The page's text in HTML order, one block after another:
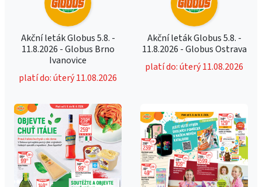
Akční leták Globus 5.8. -
11.8.2026 - Globus Brno
Ivanovice
platí do: úterý 11.08.2026
Akční leták Globus 5.8. -
11.8.2026 - Globus Ostrava
platí do: úterý 11.08.2026